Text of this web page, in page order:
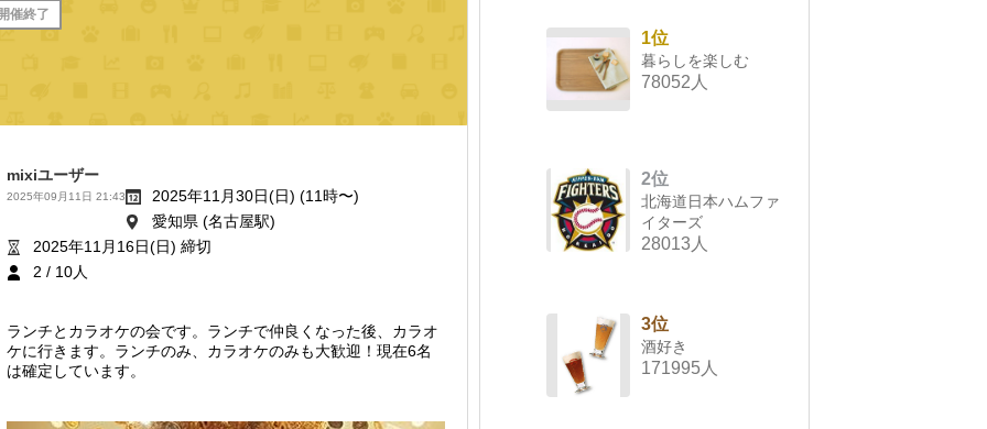
催終了
mixiユーザー
2025年09月11日 21:43
2025年11月30日(日) (11時〜)
愛知県 (名古屋駅)
2025年11月16日(日) 締切
2 / 10人
ランチとカラオケの会です。ランチで仲良くなった後、カラオ
ケに行きます。ランチのみ、カラオケのみも大歓迎！現在6名
は確定しています。
1位
暮らしを楽しむ
78052人
2位
北海道日本ハムファ
イターズ
28013人
3位
酒好き
171995人